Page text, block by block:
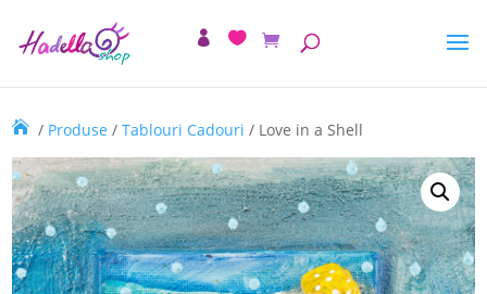
/ Produse /Tablouri Cadouri / Love in a Shell